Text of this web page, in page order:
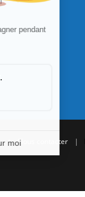
| Nous contacter |